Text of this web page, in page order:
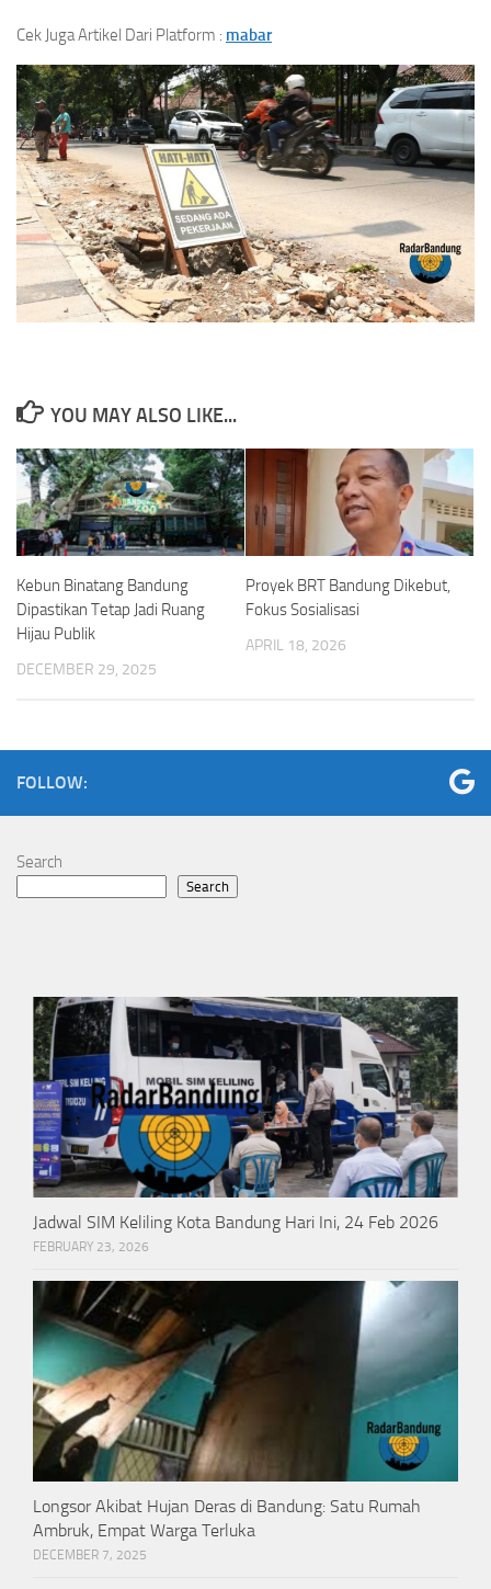
Cek Juga Artikel Dari Platform : mabar
YOU MAY ALSO LIKE...
Kebun Binatang Bandung
Dipastikan Tetap Jadi Ruang
Hijau Publik
DECEMBER 29, 2025
Proyek BRT Bandung Dikebut,
Fokus Sosialisasi
APRIL 18, 2026
FOLLOW:
Search
Search
Jadwal SIM Keliling Kota Bandung Hari Ini, 24 Feb 2026
FEBRUARY 23, 2026
Longsor Akibat Hujan Deras di Bandung: Satu Rumah
Ambruk, Empat Warga Terluka
DECEMBER 7, 2025